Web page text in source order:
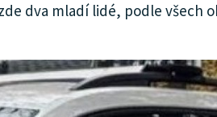
dva mladí lidé, podle všech